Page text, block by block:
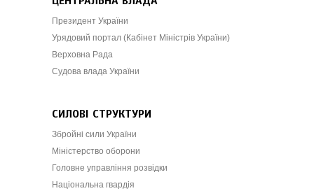
Президент України
Урядовий портал (Кабінет Міністрів України)
Верховна Рада
Судова влада України
СИЛОВІ СТРУКТУРИ
Збройні сили України
Міністерство оборони
Головне управління розвідки
Національна гвардія